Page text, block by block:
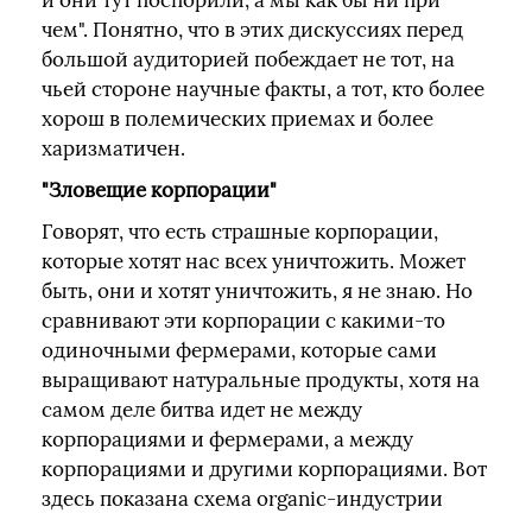
чем". Понятно, что в этих дискуссиях перед
большой аудиторией побеждает не тот, на
чьей стороне научные факты, а тот, кто более
хорош в полемических приемах и более
харизматичен.
"Зловещие корпорации"
Говорят, что есть страшные корпорации,
которые хотят нас всех уничтожить. Может
быть, они и хотят уничтожить, я не знаю. Но
сравнивают эти корпорации с какими-то
одиночными фермерами, которые сами
выращивают натуральные продукты, хотя на
самом деле битва идет не между
корпорациями и фермерами, а между
корпорациями и другими корпорациями. Вот
здесь показана схема organic-индустрии